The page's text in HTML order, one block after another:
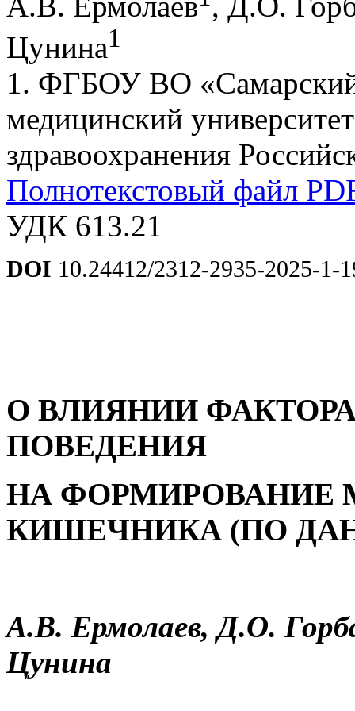
Цунина1
1. ФГБОУ ВО «Самарский
медицинский
здравоохранения
Полнотекстовый файл
УДК 613.21
DOI 10.24412/2312-2935-2025-1-
О ВЛИЯНИИ
ПОВЕДЕНИЯ
НА ФОРМИРОВАНИЕ
КИШЕЧНИКА (ПО
А.В. Ермолаев, Д.О.
Цунина